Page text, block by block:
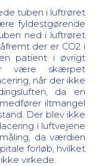
tuben i luftrøret
fyldestgørende
ned i luftrøret
der er CO2 i
patient i øvrigt
være skærpet
når der ikke
da en
iltmangel
Der blev ikke
i luftvejene
da værdien
forløb, hvilket
virkede.